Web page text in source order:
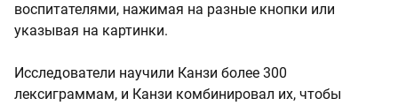
воспитателями, нажимая на разные кнопки или
указывая на картинки.
Исследователи научили Канзи более 300
лексиграммам, и Канзи комбинировал их, чтобы